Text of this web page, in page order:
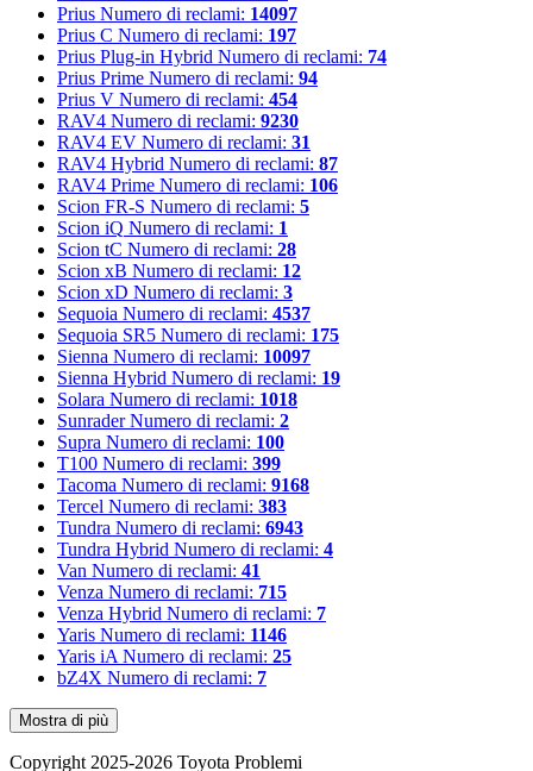
Prius Numero di reclami: 14097
Prius C Numero di reclami: 197
Prius Plug-in Hybrid Numero di reclami: 74
Prius Prime Numero di reclami: 94
Prius V Numero di reclami: 454
RAV4 Numero di reclami: 9230
RAV4 EV Numero di reclami: 31
RAV4 Hybrid Numero di reclami: 87
RAV4 Prime Numero di reclami: 106
Scion FR-S Numero di reclami: 5
Scion iQ Numero di reclami: 1
Scion tC Numero di reclami: 28
Scion xB Numero di reclami: 12
Scion xD Numero di reclami: 3
Sequoia Numero di reclami: 4537
Sequoia SR5 Numero di reclami: 175
Sienna Numero di reclami: 10097
Sienna Hybrid Numero di reclami: 19
Solara Numero di reclami: 1018
Sunrader Numero di reclami: 2
Supra Numero di reclami: 100
T100 Numero di reclami: 399
Tacoma Numero di reclami: 9168
Tercel Numero di reclami: 383
Tundra Numero di reclami: 6943
Tundra Hybrid Numero di reclami: 4
Van Numero di reclami: 41
Venza Numero di reclami: 715
Venza Hybrid Numero di reclami: 7
Yaris Numero di reclami: 1146
Yaris iA Numero di reclami: 25
bZ4X Numero di reclami: 7
Mostra di più
Copyright 2025-2026 Toyota Problemi